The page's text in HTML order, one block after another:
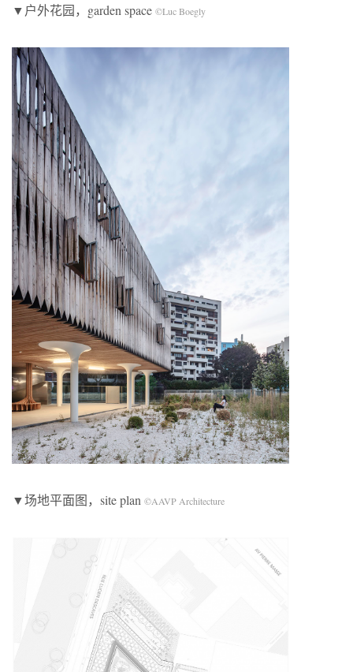
▼户外花园，garden space ©Luc Boegly
▼场地平面图，site plan ©AAVP Architecture